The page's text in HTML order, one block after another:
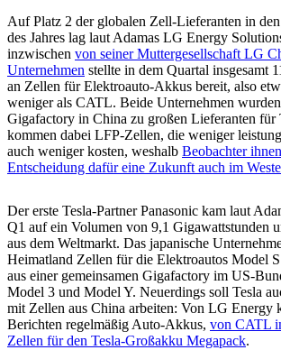
Auf Platz 2 der globalen Zell-Lieferanten in
des Jahres lag laut Adamas LG Energy
inzwischen von seiner Muttergesellschaft LG
Unternehmen stellte in dem Quartal insgesamt
an Zellen für Elektroauto-Akkus bereit, also
weniger als CATL. Beide Unternehmen
Gigafactory in China zu großen Lieferanten für
kommen dabei LFP-Zellen, die weniger
auch weniger kosten, weshalb Beobachter
Entscheidung dafür eine Zukunft auch im
Der erste Tesla-Partner Panasonic kam laut
Q1 auf ein Volumen von 9,1 Gigawattstunden
aus dem Weltmarkt. Das japanische
Heimatland Zellen für die Elektroautos Model
aus einer gemeinsamen Gigafactory im US-
Model 3 und Model Y. Neuerdings soll Tesla
mit Zellen aus China arbeiten: Von LG Energy
Berichten regelmäßig Auto-Akkus, von CATL
Zellen für den Tesla-Großakku Megapack.